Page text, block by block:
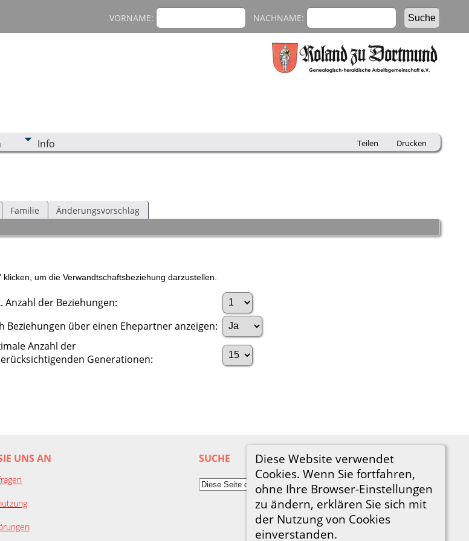
VORNAME: NACHNAME:
Info Teilen Drucken
Diese Website verwendet
Cookies. Wenn Sie fortfahren,
ohne Ihre Browser-Einstellungen
zu ändern, erklären Sie sich mit
der Nutzung von Cookies
einverstanden.
Familie Änderungsvorschlag
um die Verwandtschaftsbeziehung darzustellen.
Anzahl der Beziehungen:
Beziehungen über einen Ehepartner anzeigen:
Anzahl der
Generationen:
UNS AN SUCHE